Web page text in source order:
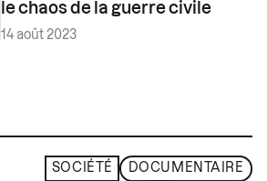
le chaos de la guerre civile
14 août 2023
SOCIÉTÉ DOCUMENTAIRE